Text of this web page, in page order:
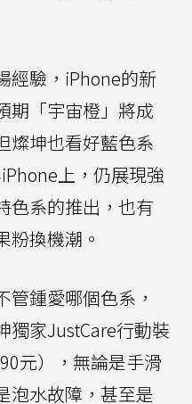
經驗，iPhone的新
期「宇宙橙」將成
燦坤也看好藍色系
上，仍展現強
色系的推出，也有
粉換機潮。
管鍾愛哪個色系，
獨家JustCare行動裝
元），無論是手滑
泡水故障，甚至是